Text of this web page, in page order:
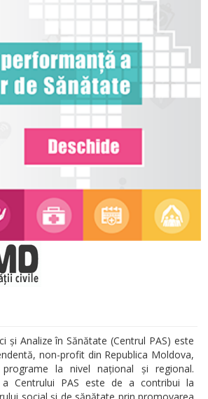
și Analize în Sănătate (Centrul PAS) este
non-profit din Republica Moldova,
la nivel național și regional.
a Centrului PAS este de a contribui la